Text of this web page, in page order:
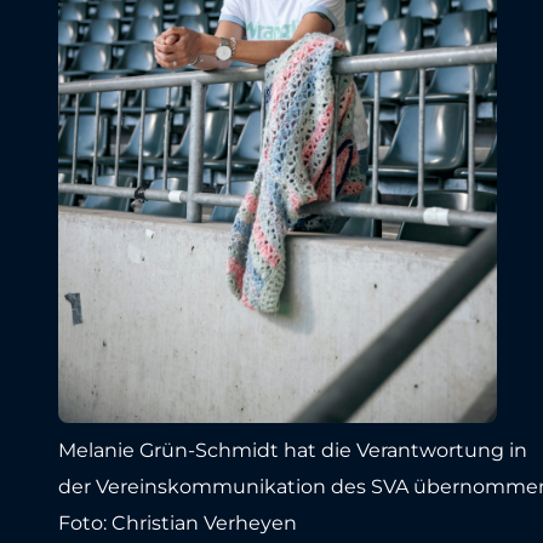
Melanie Grün-Schmidt hat die Verantwortung in
der Vereinskommunikation des SVA
Foto: Christian Verheyen